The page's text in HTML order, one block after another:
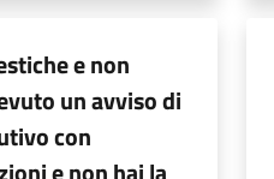
e non
un avviso di
con